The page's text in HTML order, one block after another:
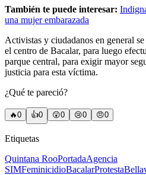
También te puede interesar:
una mujer embarazada
Activistas y ciudadanos en general
el centro de Bacalar, para luego
parque central, para exigir mayor
justicia para esta víctima.
¿Qué te pareció?
🔥0 👍0 😲0 😢0 😠0
Etiquetas
Quintana RooPortadaAgencia
SIMFeminicidioBacalarProtesta